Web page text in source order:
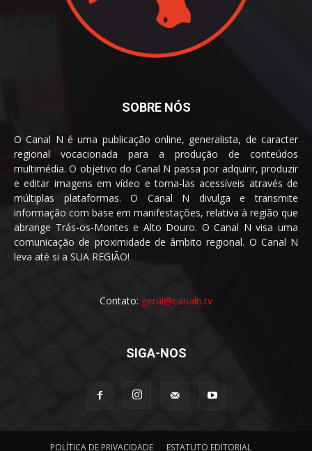
SOBRE NÓS
O Canal N é uma publicação online, generalista, de caracter
regional vocacionada para a produção de conteúdos
multimédia. O objetivo do Canal N passa por adquirir, produzir
e editar imagens em vídeo e torna-las acessíveis através de
múltiplas plataformas. O Canal N divulga e transmite
informação com base em manifestações, relativa à região que
abrange Trás-os-Montes e Alto Douro. O Canal N visa uma
comunicação de proximidade de âmbito regional. O Canal N
leva até si a SUA REGIÃO!
Contato: geral@canaln.tv
SIGA-NOS
POLÍTICA DE PRIVACIDADE ESTATUTO EDITORIAL